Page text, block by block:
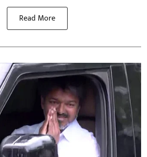
Read More